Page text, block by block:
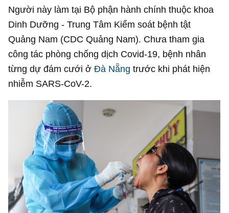
Người này làm tại Bộ phận hành chính thuộc khoa
Dinh Dưỡng - Trung Tâm Kiểm soát bệnh tật
Quảng Nam (CDC Quảng Nam). Chưa tham gia
công tác phòng chống dịch Covid-19, bệnh nhân
từng dự đám cưới ởĐà Nẵng trước khi phát hiện
nhiễm SARS-CoV-2.